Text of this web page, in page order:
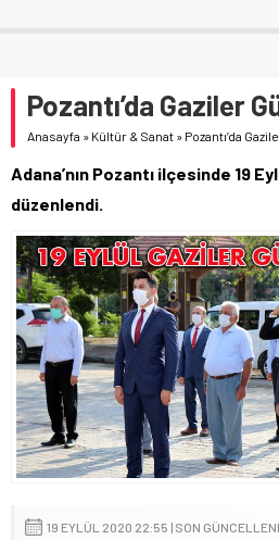
Pozantı’da Gaziler
Anasayfa » Kültür & Sanat » Pozantı’da
Adana’nın Pozantı ilçesinde 19
düzenlendi.
19 EYLÜL 2020 22:55 | SON